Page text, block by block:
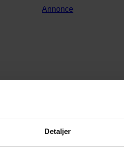
Detaljer
Annonce